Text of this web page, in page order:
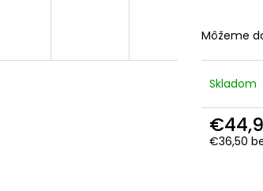
Môžeme
Skladom
€36,50